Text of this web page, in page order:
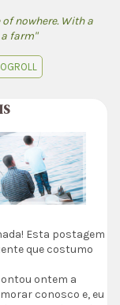
nowhere. With a
farm"
Esta postagem
que costumo
ontem a
conosco e, eu